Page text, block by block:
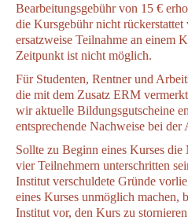
Bearbeitungsgebühr von 15 €
die Kursgebühr nicht rückerstattet
ersatzweise Teilnahme an einem
Zeitpunkt ist nicht möglich.
Für Studenten, Rentner und
die mit dem Zusatz ERM
wir aktuelle Bildungsgutscheine
entsprechende Nachweise bei
Sollte zu Beginn eines Kurses
vier Teilnehmern unterschritten
Institut verschuldete Gründe
eines Kurses unmöglich machen,
Institut vor, den Kurs zu